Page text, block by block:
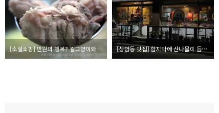
[소셜쇼핑] 만원의 행복? 길고양이와 여름보양식 즐기기 [상암동 맛집] 함지박에 산나물이 듬뿍! 꽃님이 산채비빔밥